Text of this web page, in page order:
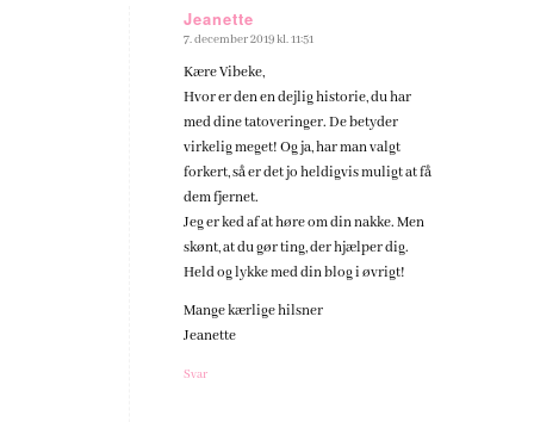
Jeanette
siger:
7. december 2019 kl. 11:51
Kære Vibeke,
Hvor er den en dejlig historie, du har
med dine tatoveringer. De betyder
virkelig meget! Og ja, har man valgt
forkert, så er det jo heldigvis muligt at få
dem fjernet.
Jeg er ked af at høre om din nakke. Men
skønt, at du gør ting, der hjælper dig.
Held og lykke med din blog i øvrigt!
Mange kærlige hilsner
Jeanette
Svar